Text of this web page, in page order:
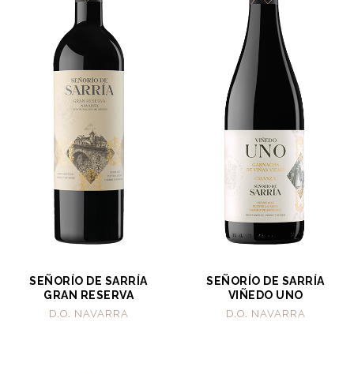
SEÑORÍO DE SARRÍA
GRAN RESERVA
D.O. NAVARRA
SEÑORÍO DE SARRÍA
VIÑEDO UNO
D.O. NAVARRA